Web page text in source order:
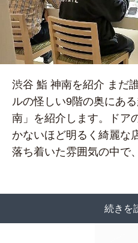
渋谷 鮨 神南を紹介 まだ
ルの怪しい9階の奥にあ
南」を紹介します。ドア
かないほど明るく綺麗な
落ち着いた雰囲気の中で
続きを